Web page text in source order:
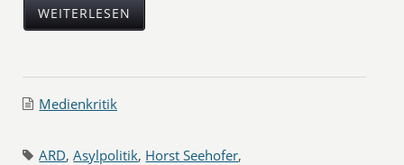
WEITERLESEN
Medienkritik
ARD,Asylpolitik, Horst Seehofer,